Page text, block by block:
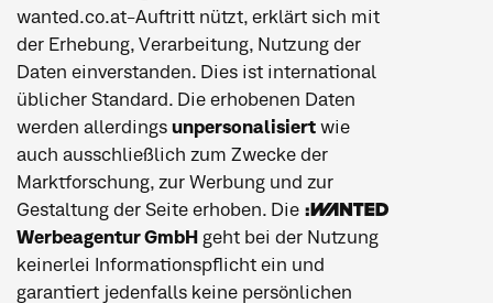
wanted.co.at-Auftritt nützt, erklärt sich mit
der Erhebung, Verarbeitung, Nutzung der
Daten einverstanden. Dies ist international
üblicher Standard. Die erhobenen Daten
werden allerdingsunpersonalisiert wie
auch ausschließlich zum Zwecke der
Marktforschung, zur Werbung und zur
Gestaltung der Seite erhoben. Die :WANTED
Werbeagentur GmbH geht bei der Nutzung
keinerlei Informationspflicht ein und
garantiert jedenfalls keine persönlichen